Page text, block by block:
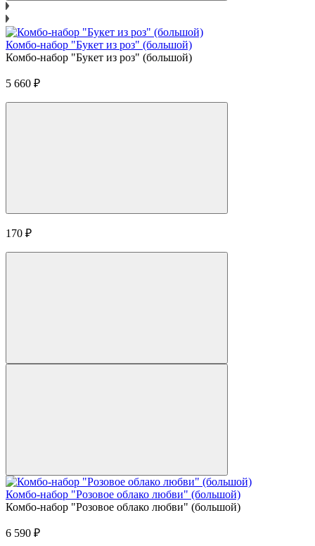
Комбо-набор "Букет из роз" (большой)
Комбо-набор "Букет из роз" (большой)
5 660 ₽
170 ₽
Комбо-набор "Розовое облако любви" (большой)
Комбо-набор "Розовое облако любви" (большой)
6 590 ₽